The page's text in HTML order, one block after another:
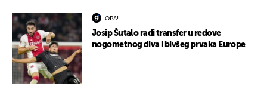
OPA!
Josip Šutalo radi transfer u redove
nogometnog diva i bivšeg prvaka Europe